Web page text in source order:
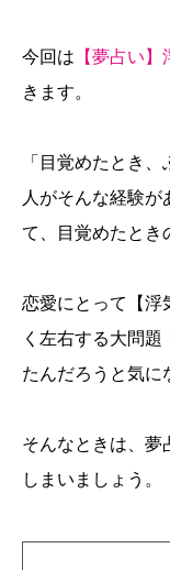
今回は 【夢占い
きます。
「目覚めたとき
人がそんな経験が
て、目覚めたとき
恋愛にとって【浮
く左右する大問
たんだろうと気に
そんなときは、夢
しまいましょう。